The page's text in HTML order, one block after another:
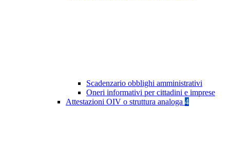
Scadenzario obblighi amministrativi
Oneri informativi per cittadini e imprese
Attestazioni OIV o struttura analoga 4